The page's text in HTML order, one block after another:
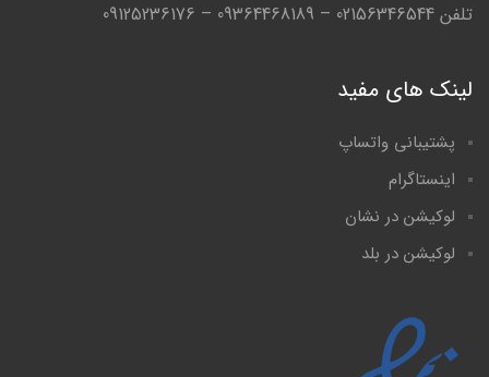
تلفن 02156346544 – 09364468189 – 09125236176
لینک های مفید
پشتیبانی واتساپ
اینستاگرام
لوکیشن در نشان
لوکیشن در بلد